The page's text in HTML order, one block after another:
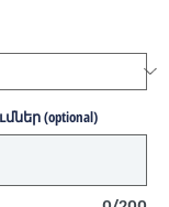
(optional)